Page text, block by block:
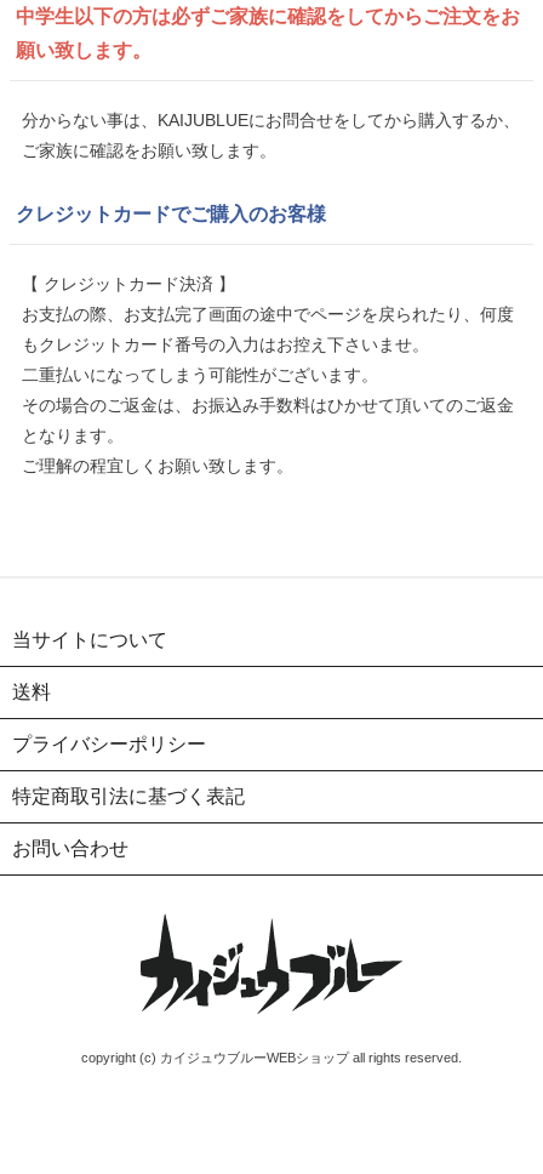
中学生以下の方は必ずご家族に確認をしてから ご注文をお
願い致します。
分からない事は、KAIJUBLUEにお問合せをしてから購入するか、
ご家族に確認をお願い致します。
クレジットカードでご購入のお客様
【 クレジットカード決済 】
お支払の際、お支払完了画面の途中でページを戻られたり、何度
もクレジットカード番号の入力はお控え下さいませ。
二重払いになってしまう可能性がございます。
その場合のご返金は、お振込み手数料はひかせて頂いてのご返金
となります。
ご理解の程宜しくお願い致します。
当サイトについて
送料
プライバシーポリシー
特定商取引法に基づく表記
お問い合わせ
copyright (c) カイジュウブルーWEBショップ all rights reserved.